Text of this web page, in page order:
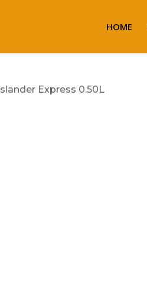
HOME
Express 0.50L